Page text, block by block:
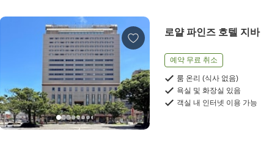
로얄 파인즈 호텔 지바
예약 무료 취소
룸 온리 (식사 없음)
욕실 및 화장실 있음
객실 내 인터넷 이용 가능